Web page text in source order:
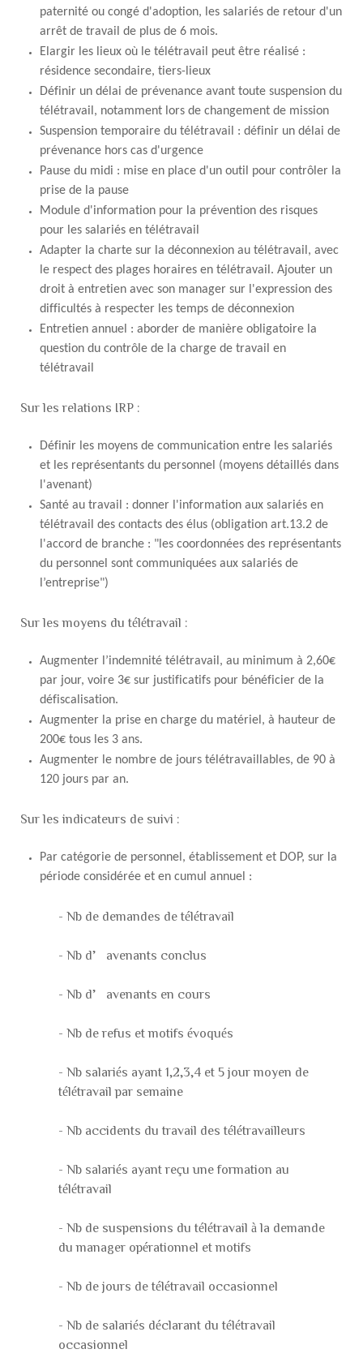
paternité ou congé d'adoption, les salariés de retour d'un
arrêt de travail de plus de 6 mois.
Elargir les lieux où le télétravail peut être réalisé :
résidence secondaire, tiers-lieux
Définir un délai de prévenance avant toute suspension du
télétravail, notamment lors de changement de mission
Suspension temporaire du télétravail : définir un délai de
prévenance hors cas d'urgence
Pause du midi : mise en place d'un outil pour contrôler la
prise de la pause
Module d'information pour la prévention des risques
pour les salariés en télétravail
Adapter la charte sur la déconnexion au télétravail, avec
le respect des plages horaires en télétravail. Ajouter un
droit à entretien avec son manager sur l'expression des
difficultés à respecter les temps de déconnexion
Entretien annuel : aborder de manière obligatoire la
question du contrôle de la charge de travail en
télétravail
Sur les relations IRP :
Définir les moyens de communication entre les salariés
et les représentants du personnel (moyens détaillés dans
l'avenant)
Santé au travail : donner l'information aux salariés en
télétravail des contacts des élus (obligation art.13.2 de
l'accord de branche : "les coordonnées des représentants
du personnel sont communiquées aux salariés de
l’entreprise")
Sur les moyens du télétravail :
Augmenter l’indemnité télétravail, au minimum à 2,60€
par jour, voire 3€ sur justificatifs pour bénéficier de la
défiscalisation.
Augmenter la prise en charge du matériel, à hauteur de
200€ tous les 3 ans.
Augmenter le nombre de jours télétravaillables, de 90 à
120 jours par an.
Sur les indicateurs de suivi :
Par catégorie de personnel, établissement et DOP, sur la
période considérée et en cumul annuel :
- Nb de demandes de télétravail
- Nb d’avenants conclus
- Nb d’avenants en cours
- Nb de refus et motifs évoqués
- Nb salariés ayant 1,2,3,4 et 5 jour moyen de
télétravail par semaine
- Nb accidents du travail des télétravailleurs
- Nb salariés ayant reçu une formation au
télétravail
- Nb de suspensions du télétravail à la demande
du manager opérationnel et motifs
- Nb de jours de télétravail occasionnel
- Nb de salariés déclarant du télétravail
occasionnel